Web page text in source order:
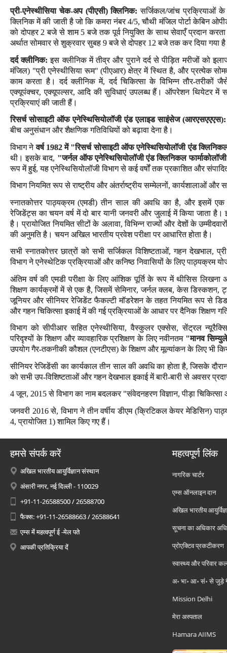
प्री-एनेस्थीसिया चेक-अप (पीएसी) क्लिनिक: सर्जिकल/जांच प्रक्रियाओं के
क्लिनिक में की जाती है जो कि कमरा नंबर 4/5, चौथी मंजिल पोर्टा केबिन
को दोपहर 2 बजे से शाम 5 बजे तक पूर्व नियुक्ति के साथ सेवाएँ प्रदान
अर्थात सोमवार से शुक्रवार सुबह 9 बजे से दोपहर 12 बजे तक कर दिया गया
दर्द क्लीनिक: इस क्लीनिक में तीव्र और पुराने दर्द से पीड़ित मरीजों को
मंजिल) "प्री एनेस्थीसिया रूम" (पीएआर) क्षेत्र में स्थित है, और प्रत्येक
काम करता है। दर्द क्लीनिक में, दर्द चिकित्सा के विभिन्न तौर-तरीकों
एक्यूपंक्चर, एक्यूपल्सर, आदि की सुविधाएं उपलब्ध हैं। ऑपरेशन थियेटर में
प्रक्रियाएं की जाती हैं।
रिसर्च सोसाइटी ऑफ एनेस्थिसियोलॉजी एंड एलाइड साइंसेज (आरएसएएएस):
बीच अनुसंधान और शैक्षणिक गतिविधियों को बढ़ावा देना है।
विभाग नेवर्ष 1982 में "रिसर्च सोसाइटी ऑफ एनेस्थिसियोलॉजी एंड क्लिनिकल
थी। इसके बाद, "जर्नल ऑफ एनेस्थिसियोलॉजी एंड क्लिनिकल
रूप में हुई, यह एनेस्थिसियोलॉजी विभाग से कई वर्षों तक प्रकाशित और
विभाग नियमित रूप से राष्ट्रीय और अंतर्राष्ट्रीय सम्मेलनों, कार्यशालाओं और
स्नातकोत्तर पाठ्यक्रम (एमडी) तीन साल की अवधि का है, और इसमें
रेजिडेंट्स का चयन वर्ष में दो बार यानी जनवरी और जुलाई में किया जाता है।
है। प्रायोजित नियमित सीटों के अलावा, विभिन्न राज्यों और देशों के
की अनुमति है। चयन अखिल भारतीय प्रवेश परीक्षा पर आधारित होता है।
सभी स्नातकोत्तर छात्रों को सभी सर्जिकल विशिष्टताओं, गहन देखभाल,
विभाग ने एनेस्थेटिक प्रक्रियाओं और कनिष्ठ निवासियों के लिए पाठ्यक्रम
अंतिम वर्ष की एमडी परीक्षा के लिए आंशिक पूर्ति के रूप में थीसिस लिखना
शिक्षण कार्यक्रमों में से एक है, जिसमें सेमिनार, जर्नल क्लब, केस डिस्कशन,
जूनियर और सीनियर रेजिडेंट फैकल्टी मॉडरेशन के तहत नियमित रूप से
और गहन चिकित्सा इकाई में की गई प्रक्रियाओं के आधार पर दैनिक शिक्षण
विभाग को सीपीआर सहित एनेस्थीसिया, वैस्कुलर एक्सेस, सेंट्रल
परिदृश्यों के शिक्षण और व्यावहारिक प्रशिक्षण के लिए नवीनतम"मानव
उपयोग गैर-तकनीकी कौशल (एनटीएस) के शिक्षण और मूल्यांकन के लिए भी
सीनियर रेजिडेंसी का कार्यकाल तीन साल की अवधि का होता है, जिसके
को सभी उप-विशिष्टताओं और गहन देखभाल इकाई में बारी-बारी से अवसर
4 जून, 2015 से विभाग का नाम बदलकर "संवेदनहरण विज्ञान, पीड़ा चिकित्सा
जनवरी 2016 से, विभाग ने तीन वर्षीय डीएम (क्रिटिकल केयर मेडिसिन)
4, प्रायोजित 1) शामिल किए गए हैं।
हमसे संपर्क करें
अखिल भारतीय आयुर्विज्ञान संस्थान
अंसारी नगर, नई दिल्ली - 110029
+91-11-26588500 / 26588700
फैक्स: +91-11-26588663 / 26588641
एम्स में महत्वपूर्ण ई -मेल पते
आपकी प्रतिक्रिया दें
महत्वपूर्ण लिंक
नागरिक चार्टर
एम्स ऑनलाइन दान
अखिल भारतीय
सूचना का अधिकार
प्रोएक्टिव प्रकटीकरण
स्वास्थ्य और परिवार
अ॰ भा॰ आ॰ सं॰ से जुड़े
Mission Delhi
मेरा अस्पताल
Hamara AIIMS